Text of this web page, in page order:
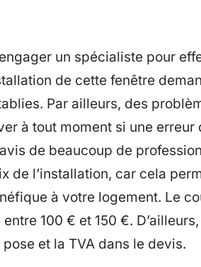
un spécialiste pour
de cette fenêtre
Par ailleurs, des
à tout moment si une
de beaucoup de
de l’installation, car cela
à votre logement. Le
100 € et 150 €.
et la TVA dans le devis.